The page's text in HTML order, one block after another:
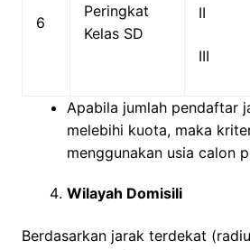
6
Peringkat
Kelas SD
II
III
Apabila jumlah pendaftar
melebihi kuota, maka
menggunakan usia calon
Wilayah Domisili
Berdasarkan jarak terdekat